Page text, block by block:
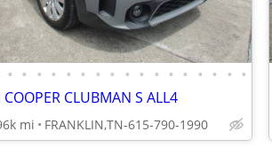
• • • • • • • • • • • • • • • • •
CLUBMAN S ALL4
mi FRANKLIN,TN-615-790-1990